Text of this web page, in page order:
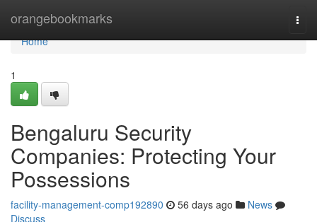
orangebookmarks
Home
Home
1
Bengaluru Security
Companies: Protecting Your
Possessions
facility-management-comp192890 56 days ago
News
Discuss